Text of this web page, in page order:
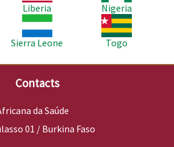
Liberia
Nigeria
Imagem
Sierra Leone
Imagem
Togo
Contacts
da Saúde
01 / Burkina Faso